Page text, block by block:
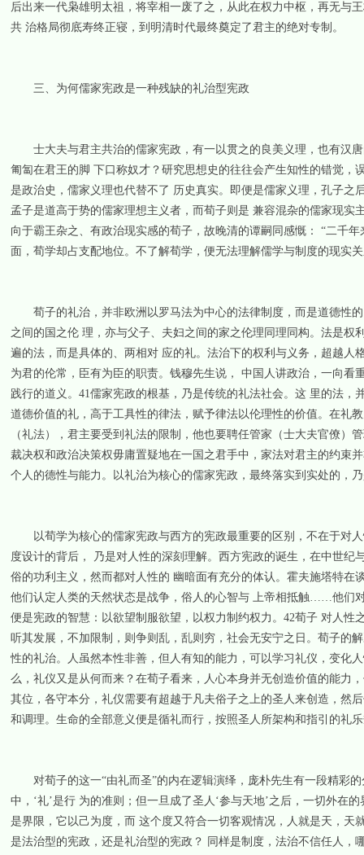
后出来一代枭雄明太祖，将宰相一废了之，从此在权力中枢，再无与
共 治格局彻底寿终正寝，到明清时代最终奠定了君主的绝对专制。
三、为何儒家宪政是一种残缺的礼治型宪政
士大夫与君主共治的儒家宪政，有一以贯之的良美义理，也有汉唐
匍匐在君王的脚 下口称奴才？研究思想史的往往会产生知性的错觉
是政治史，儒家义理也代替不了 历史真实。即便是儒家义理，孔子
孟子是道高于势的儒家理想主义者，而荀子则是 兼容混杂的儒家现
向于霸王杂之、有政治现实感的荀子，故晚清的谭嗣同感慨： “二千
面，荀学却占支配地位。不了解荀学，便无法理解儒学与制度的现实
荀子的礼治，并非欧洲以罗马法为中心的法律制度，而是道德性的
之间的国之伦 理，亦与父子、夫妇之间的家之伦理同理同构。法是
遍的法，而是具体的、两相对 应的礼。法治下的权利与义务，超越
为君的伦常，臣有为臣的职责。钱穆先生说， 中国人讲政治，一向
践行的道义。41儒家宪政的根基，乃是传统的礼法社会。这 里的法
道德价值的礼，高于工具性的律法，赋予律法以伦理性的价值。在礼
（礼法），君主要受到礼法的限制，他也要聘任管家（士大夫官僚
裁决权和政治决策权毋庸置疑地在一国之君手中，家法对君主的约束
个人的德性与能力。以礼治为核心的儒家宪政，最终落实到实处的，
以荀学为核心的儒家宪政与西方的宪政最重要的区别，不在于对人
度设计的背后， 乃是对人性的深刻理解。西方宪政的诞生，在中世
俗的功利主义，然而都对人性的 幽暗面有充分的体认。霍夫施塔特
他们认定人类的天然状态是战争，俗人的心智与 上帝相抵触……他们
便是宪政的智慧：以欲望制服欲望，以权力制约权力。42荀子 对人
听其发展，不加限制，则争则乱，乱则穷，社会无安宁之日。荀子的
性的礼治。人虽然本性非善，但人有知的能力，可以学习礼仪，变化
么，礼仪又是从何而来？在荀子看来，人心本身并无创造价值的能力
其位，各守本分，礼仪需要有超越于凡夫俗子之上的圣人来创造，然
和调理。生命的全部意义便是循礼而行，按照圣人所架构和指引的礼
对荀子的这一“由礼而圣”的内在逻辑演绎，庞朴先生有一段精彩的
中，‘礼’是行 为的准则；但一旦成了圣人‘参与天地’之后，一切外在
是界限，它以己为度，而 这个度又符合一切客观情况，人就是天，天
是法治型的宪政，还是礼治型的宪政？ 同样是制度，法治不信任人